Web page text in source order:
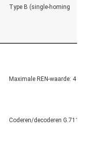
Type B (single-homing
Maximale REN-waarde: 4
Coderen/decoderen